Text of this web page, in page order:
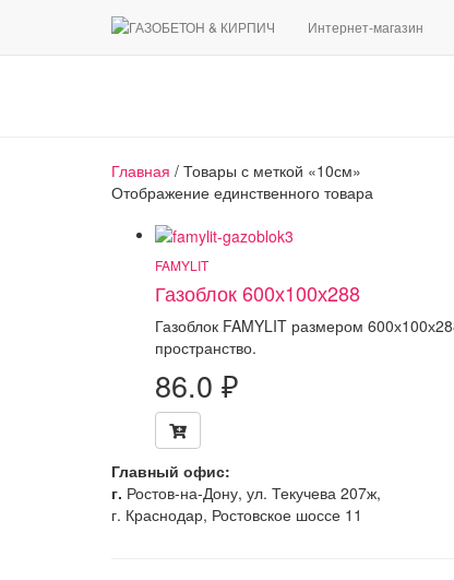
Интернет-магазин
Главная / Товары с меткой «10см»
Отображение единственного товара
FAMYLIT
Газоблок 600х100х288
Газоблок FAMYLIT размером
пространство.
86.0 ₽
Главный офис:
г. Ростов-на-Дону, ул. Текучева 207ж,
г. Краснодар, Ростовское шоссе 11